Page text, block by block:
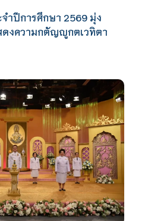
ำปีการศึกษา 2569 มุ่ง
งความกตัญญูกตเวทิตา